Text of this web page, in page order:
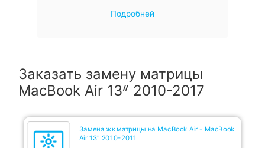
Подробней
Заказать замену матрицы
MacBook Air 13ᐥ 2010-2017
Замена жк матрицы на MacBook Air - MacBook
Air 13" 2010-2011